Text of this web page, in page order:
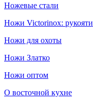
Ножевые стали
Ножи Victorinox: рукояти
Ножи для охоты
Ножи Златко
Ножи оптом
О восточной кухне